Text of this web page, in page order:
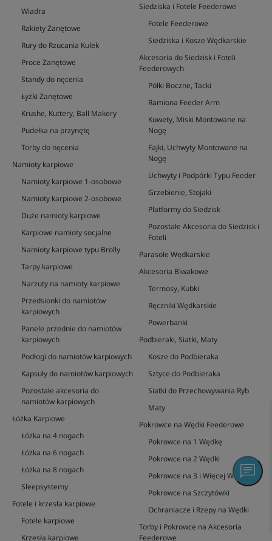
Wiadra
Rakiety Zanętowe
Rury do Rzucania Kulek
Proce Zanętowe
Standy do nęcenia
Łyżki Zanętowe
Krushe, Kuttery, Ball Makery
Pudełka na przynętę
Torby do nęcenia
Namioty karpiowe
Namioty karpiowe 1-osobowe
Namioty karpiowe 2-osobowe
Duże namioty karpiowe
Karpiowe namioty socjalne
Namioty karpiowe typu Brolly
Tarpy karpiowe
Narzuty na namioty karpiowe
Przedsionki do namiotów
karpiowych
Panele przednie do namiotów
karpiowych
Podłogi do namiotów karpiowych
Kapsuły do namiotów karpiowych
Pozostałe akcesoria do
namiotów karpiowych
Łóżka Karpiowe
Łóżka na 4 nogach
Łóżka na 6 nogach
Łóżka na 8 nogach
Sleepsystemy
Fotele i krzesła karpiowe
Fotele karpiowe
Krzesła karpiowe
Siedziska i Fotele Feederowe
Fotele Feederowe
Siedziska i Kosze Wędkarskie
Akcesoria do Siedzisk i Foteli
Feederowych
Półki Boczne, Tacki
Ramiona Feeder Arm
Kuwety, Miski Montowane na
Nogę
Fajki, Uchwyty Montowane na
Nogę
Uchwyty i Podpórki Typu Feeder
Grzebienie, Stojaki
Platformy do Siedzisk
Pozostałe Akcesoria do Siedzisk i
Foteli
Parasole Wędkarskie
Akcesoria Biwakowe
Termosy, Kubki
Ręczniki Wędkarskie
Powerbanki
Podbieraki, Siatki, Maty
Kosze do Podbieraka
Sztyce do Podbieraka
Siatki do Przechowywania Ryb
Maty
Pokrowce na Wędki Feederowe
Pokrowce na 1 Wędkę
Pokrowce na 2 Wędki
Pokrowce na 3 i Więcej Wędek
Pokrowce na Szczytówki
Ochraniacze i Rzepy na Wędki
Torby i Pokrowce na Akcesoria
Feederowe